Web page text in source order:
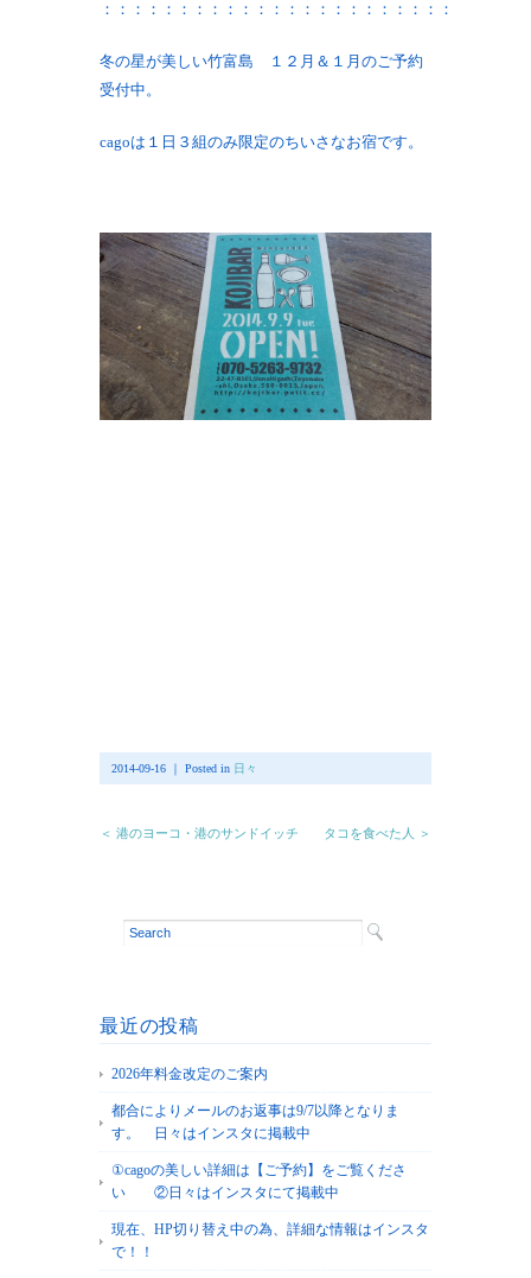
：：：：：：：：：：：：：：：：：：：：：：：
冬の星が美しい竹富島 １２月＆１月のご予約
受付中。
cagoは１日３組のみ限定のちいさなお宿です。
2014-09-16 ｜ Posted in 日々
＜ 港のヨーコ・港のサンドイッチ タコを食べた人 ＞
最近の投稿
2026年料金改定のご案内
都合によりメールのお返事は9/7以降となりま
す。 日々はインスタに掲載中
①cagoの美しい詳細は【ご予約】をご覧くださ
い ②日々はインスタにて掲載中
現在、HP切り替え中の為、詳細な情報はインスタ
で！！